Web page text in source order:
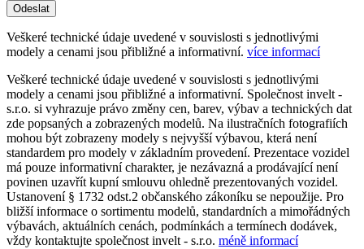
Odeslat
Veškeré technické údaje uvedené v souvislosti s jednotlivými
modely a cenami jsou přibližné a informativní. více informací
Veškeré technické údaje uvedené v souvislosti s jednotlivými
modely a cenami jsou přibližné a informativní. Společnost invelt -
s.r.o. si vyhrazuje právo změny cen, barev, výbav a technických dat
zde popsaných a zobrazených modelů. Na ilustračních fotografiích
mohou být zobrazeny modely s nejvyšší výbavou, která není
standardem pro modely v základním provedení. Prezentace vozidel
má pouze informativní charakter, je nezávazná a prodávající není
povinen uzavřít kupní smlouvu ohledně prezentovaných vozidel.
Ustanovení § 1732 odst.2 občanského zákoníku se nepoužije. Pro
bližší informace o sortimentu modelů, standardních a mimořádných
výbavách, aktuálních cenách, podmínkách a termínech dodávek,
vždy kontaktujte společnost invelt - s.r.o. méně informací